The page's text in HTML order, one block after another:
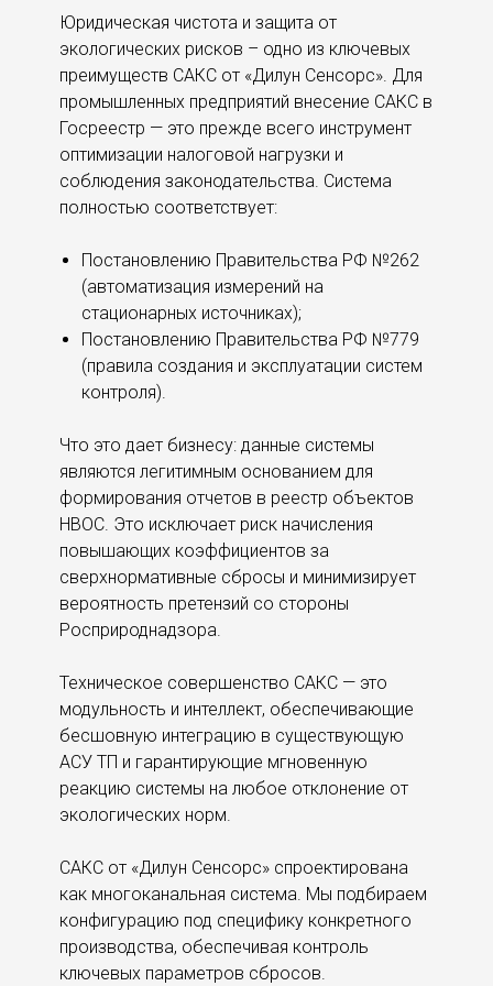
Юридическая чистота и защита от
экологических рисков – одно из ключевых
преимуществ САКС от «Дилун Сенсорс». Для
промышленных предприятий внесение САКС в
Госреестр — это прежде всего инструмент
оптимизации налоговой нагрузки и
соблюдения законодательства. Система
полностью соответствует:
Постановлению Правительства РФ №262
(автоматизация измерений на
стационарных источниках);
Постановлению Правительства РФ №779
(правила создания и эксплуатации систем
контроля).
Что это дает бизнесу: данные системы
являются легитимным основанием для
формирования отчетов в реестр объектов
НВОС. Это исключает риск начисления
повышающих коэффициентов за
сверхнормативные сбросы и минимизирует
вероятность претензий со стороны
Росприроднадзора.
Техническое совершенство САКС — это
модульность и интеллект, обеспечивающие
бесшовную интеграцию в существующую
АСУ ТП и гарантирующие мгновенную
реакцию системы на любое отклонение от
экологических норм.
САКС от «Дилун Сенсорс» спроектирована
как многоканальная система. Мы подбираем
конфигурацию под специфику конкретного
производства, обеспечивая контроль
ключевых параметров сбросов.